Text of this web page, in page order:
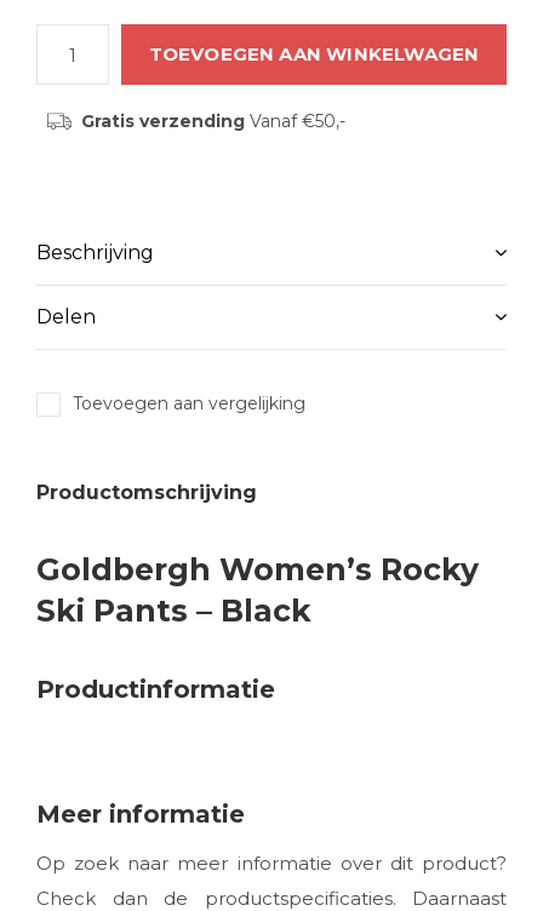
TOEVOEGEN AAN WINKELWAGEN
Gratis verzendingVanaf €50,-
Beschrijving
Delen
Toevoegen aan vergelijking
Productomschrijving
Goldbergh Women’s Rocky
Ski Pants – Black
Productinformatie
Meer informatie
Op zoek naar meer informatie over dit product?
Check dan de productspecificaties. Daarnaast